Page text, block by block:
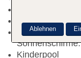
Pools: 2
Pool: Outdoor,
Kinderpool
Ablehnen